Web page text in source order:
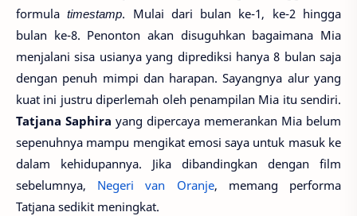
formulatimestamp. Mulai dari bulan ke-1, ke-2 hingga
bulan ke-8. Penonton akan disuguhkan bagaimana Mia
menjalani sisa usianya yang diprediksi hanya 8 bulan saja
dengan penuh mimpi dan harapan. Sayangnya alur yang
kuat ini justru diperlemah oleh penampilan Mia itu sendiri.
Tatjana Saphira yang dipercaya memerankan Mia belum
sepenuhnya mampu mengikat emosi saya untuk masuk ke
dalam kehidupannya. Jika dibandingkan dengan film
sebelumnya, Negeri van Oranje, memang performa
Tatjana sedikit meningkat.